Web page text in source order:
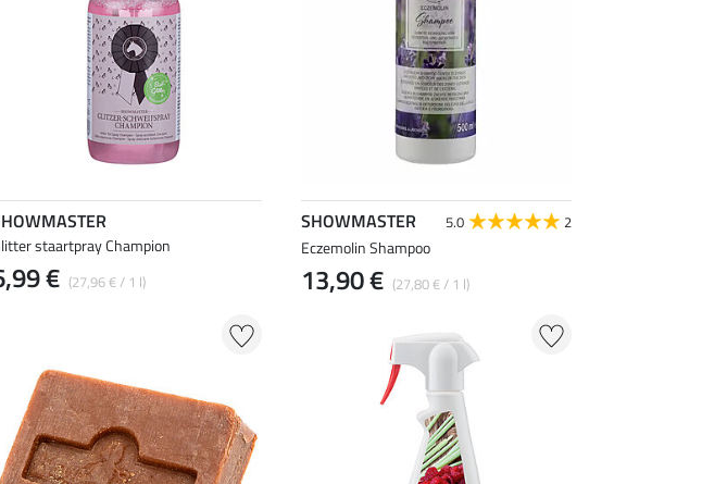
staartpray Champion
€ (27,96 € / 1 l)
SHOWMASTER 5.0 2
Eczemolin Shampoo
13,90 € (27,80 € / 1 l)